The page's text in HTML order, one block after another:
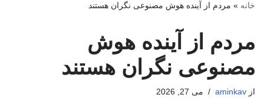
خانه » مردم از آینده هوش مصنوعی نگران هستند
مردم از آینده هوش
مصنوعی نگران هستند
از aminkav می 27, 2026